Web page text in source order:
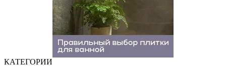
КАТЕГОРИИ